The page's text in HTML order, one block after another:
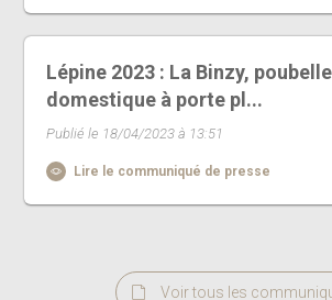
Lépine 2023 : La Binzy, poubelle
domestique à porte pl...
Publié le 18/04/2023 à 13:51
Lire le communiqué de presse
Voir tous les